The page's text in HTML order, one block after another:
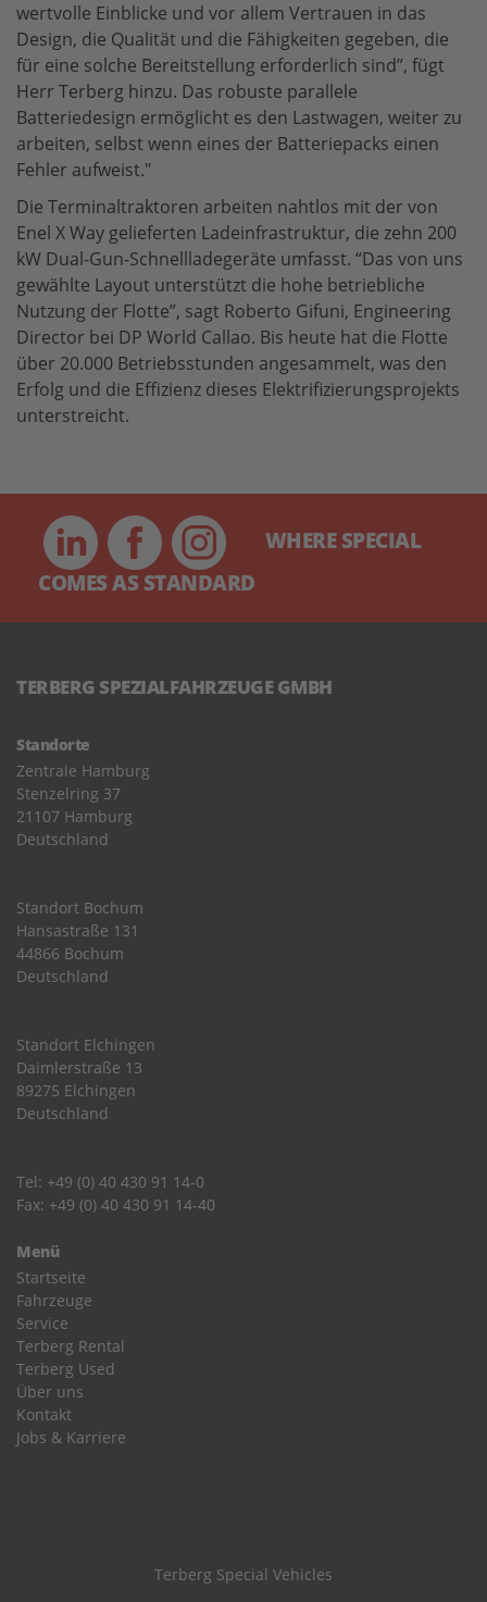
wertvolle Einblicke und vor allem Vertrauen in das
Design, die Qualität und die Fähigkeiten gegeben, die
für eine solche Bereitstellung erforderlich sind”, fügt
Herr Terberg hinzu. Das robuste parallele
Batteriedesign ermöglicht es den Lastwagen, weiter zu
arbeiten, selbst wenn eines der Batteriepacks einen
Fehler aufweist."
Die Terminaltraktoren arbeiten nahtlos mit der von
Enel X Way gelieferten Ladeinfrastruktur, die zehn 200
kW Dual-Gun-Schnellladegeräte umfasst. “Das von uns
gewählte Layout unterstützt die hohe betriebliche
Nutzung der Flotte”, sagt Roberto Gifuni, Engineering
Director bei DP World Callao. Bis heute hat die Flotte
über 20.000 Betriebsstunden angesammelt, was den
Erfolg und die Effizienz dieses Elektrifizierungsprojekts
unterstreicht.
WHERE SPECIAL
COMES AS STANDARD
TERBERG SPEZIALFAHRZEUGE GMBH
Standorte
Zentrale Hamburg
Stenzelring 37
21107 Hamburg
Deutschland
Standort Bochum
Hansastraße 131
44866 Bochum
Deutschland
Standort Elchingen
Daimlerstraße 13
89275 Elchingen
Deutschland
Tel: +49 (0) 40 430 91 14-0
Fax: +49 (0) 40 430 91 14-40
Menü
Startseite
Fahrzeuge
Service
Terberg Rental
Terberg Used
Über uns
Kontakt
Jobs & Karriere
Terberg Special Vehicles